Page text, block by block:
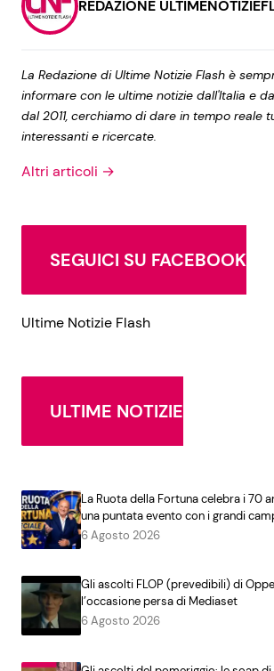
REDAZIONE
La Redazione di Ultime Notizie Flash è
informare con le ultime notizie dall'Italia e
dal 2011, cerchiamo di dare in tempo reale
interessanti e ricercate.
Altri articoli →
SEGUICI SU FACEBOOK
Ultime Notizie Flash
ULTIME NOTIZIE
La Ruota della Fortuna celebra i 70
una puntata evento con i grandi
6 Agosto 2026
Gli ascolti FLOP (prevedibili) di
l’occasione persa di Mediaset
6 Agosto 2026